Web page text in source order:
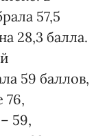
57,5
28,3 балла.
59 баллов,
76,
59,